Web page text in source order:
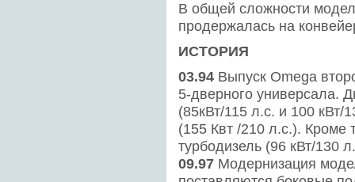
В общей сложности
продержалась на
ИСТОРИЯ
03.94 Выпуск Omega
5-дверного универсала.
(85кВт/115 л.с. и 100 кВт/
(155 Квт /210 л.с.). Кроме
турбодизель (96 кВт/130
09.97 Модернизация